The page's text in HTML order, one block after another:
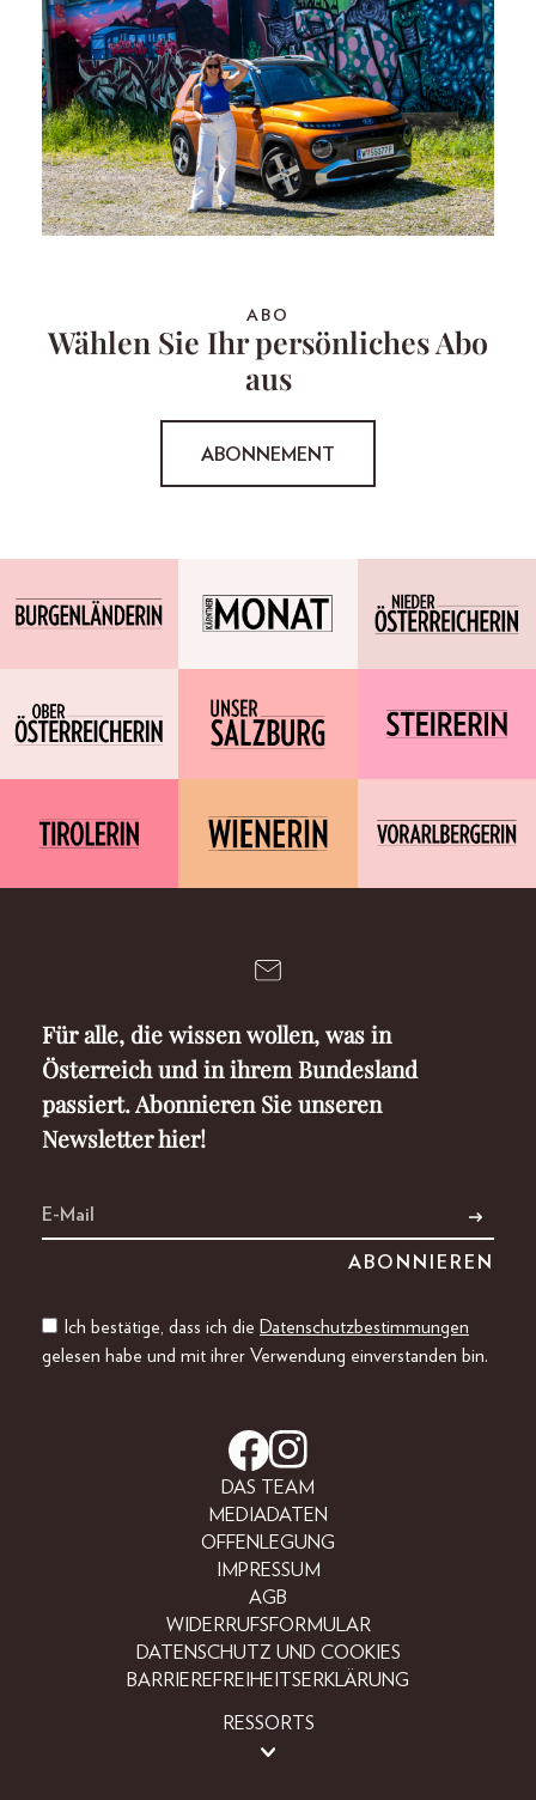
ABO
Wählen Sie Ihr persönliches Abo
aus
ABONNEMENT
Für alle, die wissen wollen, was in
Österreich und in ihrem Bundesland
passiert. Abonnieren Sie unseren
Newsletter hier!
Ich bestätige, dass ich die Datenschutzbestimmungen
gelesen habe und mit ihrer Verwendung einverstanden bin.
DAS TEAM
MEDIADATEN
OFFENLEGUNG
IMPRESSUM
AGB
WIDERRUFSFORMULAR
DATENSCHUTZ UND COOKIES
BARRIEREFREIHEITSERKLÄRUNG
RESSORTS